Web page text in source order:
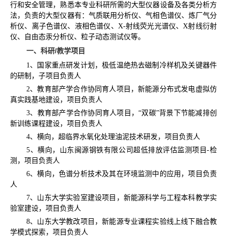
行和安全管理，熟悉本专业科研所需的大型仪器设备及各类分析方
法，负责的大型仪器有：气质联用分析仪、气相色谱仪、炼厂气分
析仪、离子色谱仪、液相色谱仪、 X-射线荧光光谱仪、X射线衍射
仪、自由态汞分析仪、粒子动态测试仪等。
一、科研/教学项目
1 、国家重点研发计划，极低温绝热去磁制冷样机及关键器件
的研制，子项目负责人
2、教育部产学合作协同育人项目，新能源分布式发电虚拟仿
真实践基地建设，项目负责人
3、教育部产学合作协同育人项目，“双碳”背景下节能减排创
新训练课程建设，项目负责人
4、横向，超临界水氧化处理油泥技术研发，项目负责人
5、横向，山东闽源钢铁有限公司超低排放评估监测项目-检
测，项目负责人
6、横向，色谱分析技术及其在环境监测中的应用，项目负责
人
7、山东大学实验室建设项目，新能源科学与工程本科教学实
验室建设，项目负责人
8、山东大学教改项目，新能源专业课程实验线上线下融合教
学模式探索，项目负责人